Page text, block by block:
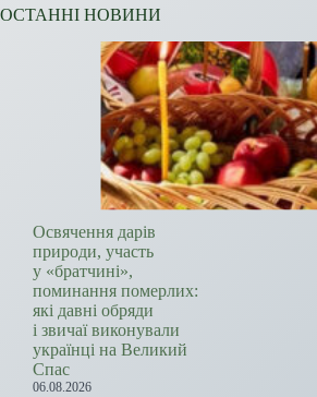
ОСТАННІ НОВИНИ
Освячення дарів
природи, участь
у «братчині»,
поминання померлих:
які давні обряди
і звичаї виконували
українці на Великий
Спас
06.08.2026